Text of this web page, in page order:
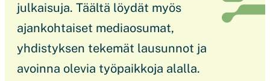
julkaisuja. Täältä löydät myös
ajankohtaiset mediaosumat,
yhdistyksen tekemät lausunnot ja
avoinna olevia työpaikkoja alalla.